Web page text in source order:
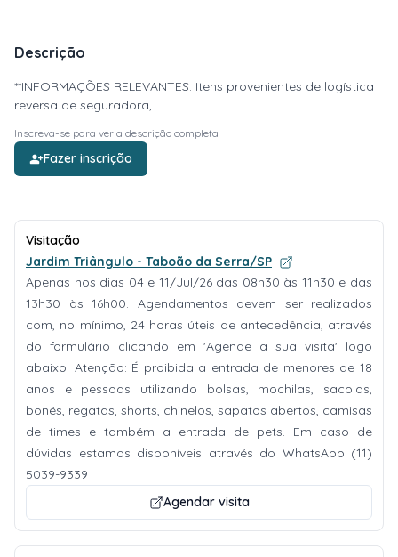
Descrição
**INFORMAÇÕES RELEVANTES: Itens provenientes de logística
reversa de seguradora,...
Inscreva-se para ver a descrição completa
Fazer inscrição
Visitação
Jardim Triângulo - Taboão da Serra/SP
Apenas nos dias 04 e 11/Jul/26 das 08h30 às 11h30 e das
13h30 às 16h00. Agendamentos devem ser realizados
com, no mínimo, 24 horas úteis de antecedência, através
do formulário clicando em 'Agende a sua visita' logo
abaixo. Atenção: É proibida a entrada de menores de 18
anos e pessoas utilizando bolsas, mochilas, sacolas,
bonés, regatas, shorts, chinelos, sapatos abertos, camisas
de times e também a entrada de pets. Em caso de
dúvidas estamos disponíveis através do WhatsApp (11)
5039-9339
Agendar visita